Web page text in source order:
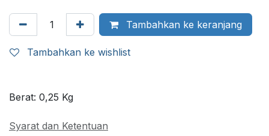
Tambahkan ke keranjang
Tambahkan ke wishlist
Berat: 0,25 Kg
Syarat dan Ketentuan